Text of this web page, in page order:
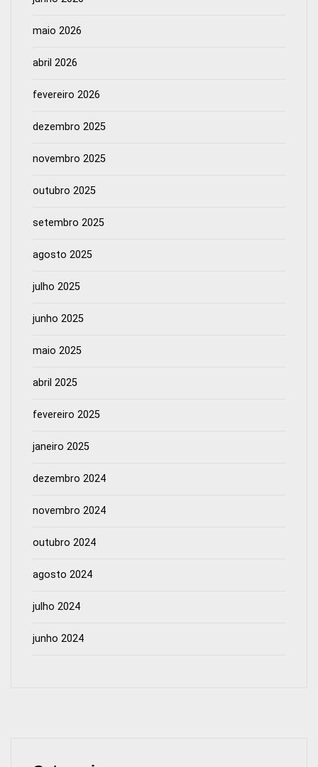
maio 2026
abril 2026
fevereiro 2026
dezembro 2025
novembro 2025
outubro 2025
setembro 2025
agosto 2025
julho 2025
junho 2025
maio 2025
abril 2025
fevereiro 2025
janeiro 2025
dezembro 2024
novembro 2024
outubro 2024
agosto 2024
julho 2024
junho 2024